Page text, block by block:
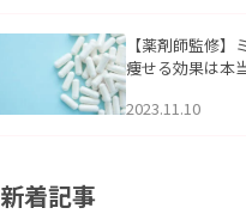
【薬剤師監修】
痩せる効果は本
2023.11.10
新着記事